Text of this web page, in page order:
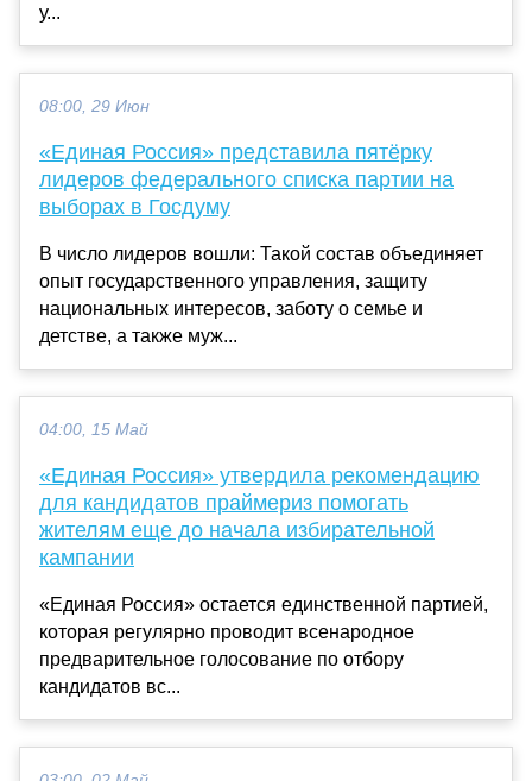
у...
08:00, 29 Июн
«Единая Россия» представила пятёрку
лидеров федерального списка партии на
выборах в Госдуму
В число лидеров вошли: Такой состав объединяет
опыт государственного управления, защиту
национальных интересов, заботу о семье и
детстве, а также муж...
04:00, 15 Май
«Единая Россия» утвердила рекомендацию
для кандидатов праймериз помогать
жителям еще до начала избирательной
кампании
«Единая Россия» остается единственной партией,
которая регулярно проводит всенародное
предварительное голосование по отбору
кандидатов вс...